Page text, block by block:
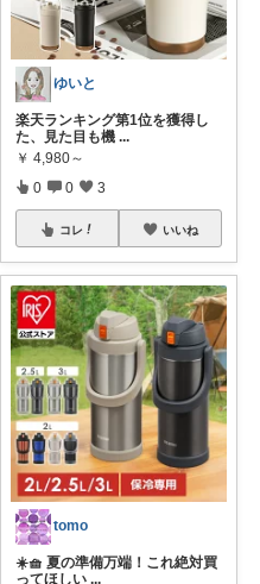
ゆいと
楽天ランキング第1位を獲得し
た、見た目も機 ...
￥ 4,980～
0 0 3
コレ いいね
tomo
☀️🧺 夏の準備万端！これ絶対買
ってほしい ...